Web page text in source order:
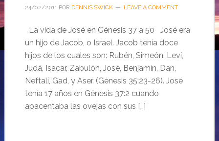
24/02/2011POR DENNIS SWICK LEAVE A COMMENT
La vida de José en Génesis 37 a 50 José era
un hijo de Jacob, o Israel. Jacob tenía doce
hijos de los cuales son: Rubén, Simeón, Leví,
Judá, Isacar, Zabulón, José, Benjamín, Dan,
Neftalí, Gad, y Aser. (Génesis 35:23-26). José
tenía 17 años en Génesis 37:2 cuando
apacentaba las ovejas con sus […]